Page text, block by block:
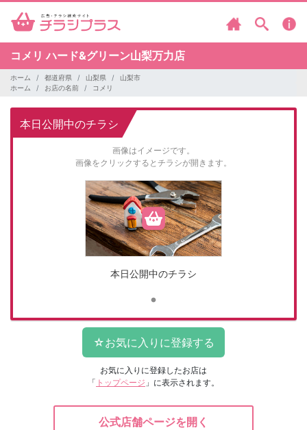
コメリハード&グリーン山梨万力店
ホーム 都道府県 山梨県
山梨市
ホーム
お店の名前 コメリ
本日公開中のチラシ
画像はイメージです。
画像をクリックするとチラシが開きます。
本日公開中のチラシ
お気に入りに登録したお店は
「 トップページ 」に表示されます。
公式店舗ページを開く